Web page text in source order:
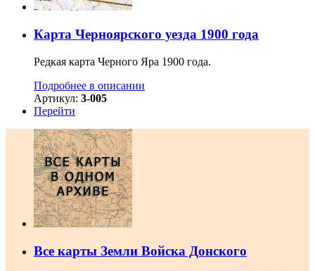
Карта Черноярского уезда 1900 года
Редкая карта Черного Яра 1900 года.
Подробнее в описании
Артикул: 3-005
Перейти
Все карты Земли Войска Донского